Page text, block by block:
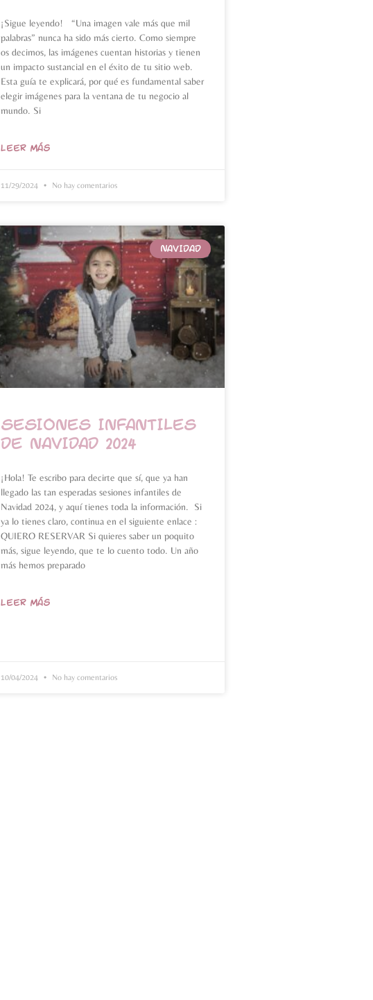
¡Sigue leyendo! “Una imagen vale más que mil
palabras” nunca ha sido más cierto. Como siempre
os decimos, las imágenes cuentan historias y tienen
un impacto sustancial en el éxito de tu sitio web.
Esta guía te explicará, por qué es fundamental saber
elegir imágenes para la ventana de tu negocio al
mundo. Si
LEER MÁS
11/29/2024 No hay comentarios
NAVIDAD
SESIONES INFANTILES
DE NAVIDAD 2024
¡Hola! Te escribo para decirte que sí, que ya han
llegado las tan esperadas sesiones infantiles de
Navidad 2024, y aquí tienes toda la información. Si
ya lo tienes claro, continua en el siguiente enlace :
QUIERO RESERVAR Si quieres saber un poquito
más, sigue leyendo, que te lo cuento todo. Un año
más hemos preparado
LEER MÁS
10/04/2024 No hay comentarios